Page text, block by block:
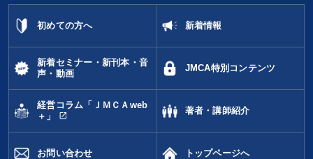
初めての方へ 新着情報
新着セミナー・新刊本・音
声・動画
JMCA特別コンテンツ
経営コラム「ＪＭＣＡweb
＋」
open_in_new
著者・講師紹介
お問い合わせ トップページへ